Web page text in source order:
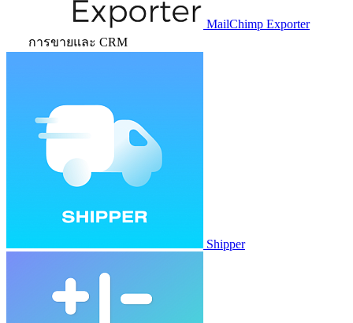
MailChimp Exporter
การขายและ CRM
Shipper